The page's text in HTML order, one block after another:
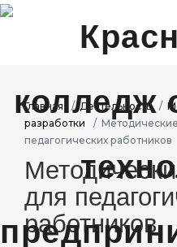
ДИСТАНЦИОННОЕ
ДЕЯТЕЛЬНОСТЬ
ПРОЕКТЫ
АБИТУРИЕНТАМ
СТУДЕНТАМ
Главная Деятельность
разработки
педагогических работников
для
работников